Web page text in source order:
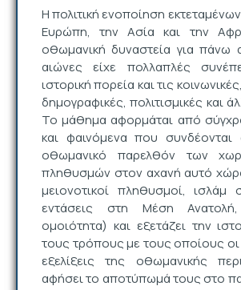
Η πολιτική ενοποίηση
Ευρώπη, την Ασία και την
οθωμανική δυναστεία για πάνω
αιώνες είχε πολλαπλές
ιστορική πορεία και τις
δημογραφικές, πολιτισμικές και
Το μάθημα αφορμάται από
και φαινόμενα που
οθωμανικό παρελθόν των
πληθυσμών στον αχανή αυτό χώρο
μειονοτικοί πληθυσμοί, ισλάμ
εντάσεις στη Μέση Ανατολή,
ομοιότητα) και εξετάζει την
τους τρόπους με τους οποίους οι
εξελίξεις της οθωμανικής
αφήσει το αποτύπωμά τους στο